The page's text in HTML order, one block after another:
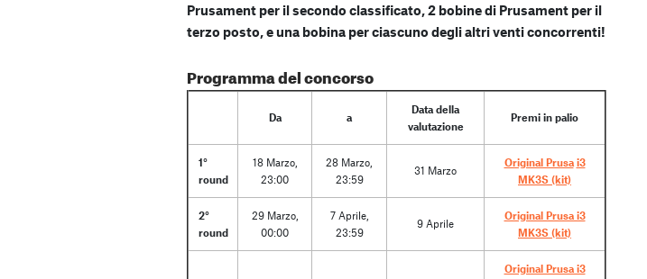
Prusament per il secondo classificato, 2 bobine di Prusament per il
terzo posto, e una bobina per ciascuno degli altri venti concorrenti!
Programma del concorso
Da a
Data della
valutazione
Premi in palio
1°
round
18 Marzo,
23:00
28 Marzo,
23:59
31 Marzo
Original Prusa i3
MK3S (kit)
2°
round
29 Marzo,
00:00
7 Aprile,
23:59
9 Aprile
Original Prusa i3
MK3S (kit)
Original Prusa i3